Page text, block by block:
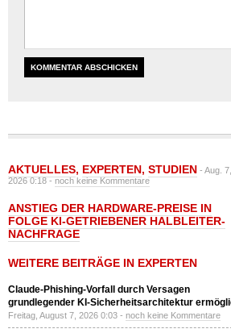
AKTUELLES, EXPERTEN, STUDIEN - Aug. 7,
2026 0:18 -noch keine Kommentare
ANSTIEG DER HARDWARE-PREISE IN
FOLGE KI-GETRIEBENER HALBLEITER-
NACHFRAGE
WEITERE BEITRÄGE IN EXPERTEN
Claude-Phishing-Vorfall durch Versagen
grundlegender KI-Sicherheitsarchitektur
Freitag, August 7, 2026 0:03 - noch keine Kommentare